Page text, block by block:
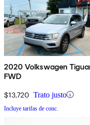
2020 Volkswagen
FWD
$13,720 Trato justo
Incluye tarifas de conc.